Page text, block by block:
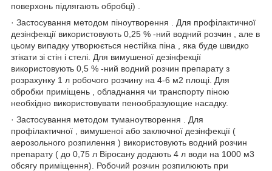
поверхонь підлягають обробці) .
· Застосування методом піноутворення . Для профілактичної
дезінфекції використовують 0,25 % -ний водний розчин , але в
цьому випадку утворюється нестійка піна , яка буде швидко
зтікати зі стін і стелі. Для вимушеної дезінфекції
використовують 0,5 % -ний водний розчин препарату з
розрахунку 1 л робочого розчину на 4-6 м2 площі. Для
обробки приміщень , обладнання чи транспорту піною
необхідно використовувати пенообразующие насадку.
· Застосування методом туманоутворення . Для
профілактичної , вимушеної або заключної дезінфекції (
аерозольного розпилення ) використовують водний розчин
препарату ( до 0,75 л Віросану додають 4 л води на 1000 м3
обсягу приміщення). Робочий розчин розпилюють при